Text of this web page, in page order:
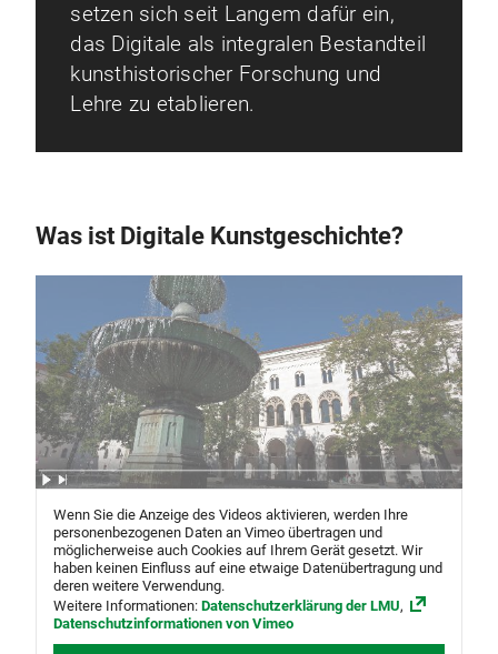
setzen sich seit Langem dafür ein,
das Digitale als integralen Bestandteil
kunsthistorischer Forschung und
Lehre zu etablieren.
Was ist Digitale Kunstgeschichte?
Wenn Sie die Anzeige des Videos aktivieren, werden Ihre
personenbezogenen Daten an Vimeo übertragen und
möglicherweise auch Cookies auf Ihrem Gerät gesetzt. Wir
haben keinen Einfluss auf eine etwaige Datenübertragung und
deren weitere Verwendung.
Weitere Informationen: Datenschutzerklärung der LMU,
Datenschutzinformationen von Vimeo